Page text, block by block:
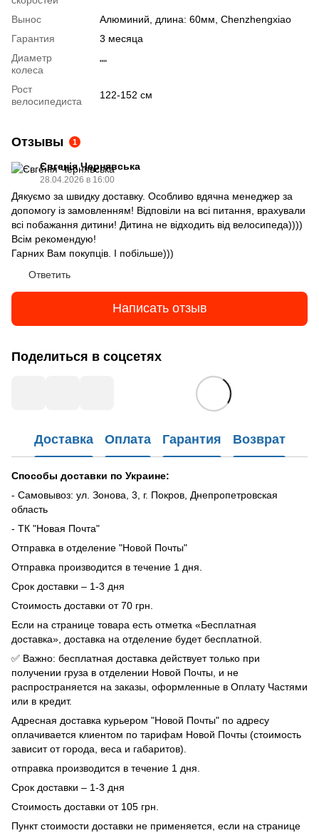
Вынос
Алюминий, длина: 60мм, Chenzhengxiao
Гарантия
3 месяца
Диаметр
колеса
""
Рост
велосипедиста
122-152 см
Отзывы 1
Євгенія Чернявська
28.04.2026 в 16:00
Дякуємо за швидку доставку. Особливо вдячна менеджер за
допомогу із замовленням! Відповіли на всі питання, врахували
всі побажання дитини! Дитина не відходить від велосипеда))))
Всім рекомендую!
Гарних Вам покупців. І побільше)))
Ответить
Написать отзыв
Поделиться в соцсетях
Доставка Оплата Гарантия Возврат
Способы доставки по Украине:
- Самовывоз: ул. Зонова, 3, г. Покров, Днепропетровская
область
- ТК "Новая Почта"
Отправка в отделение "Новой Почты"
Отправка производится в течение 1 дня.
Срок доставки – 1-3 дня
Стоимость доставки от 70 грн.
Если на странице товара есть отметка «Бесплатная
доставка», доставка на отделение будет бесплатной.
✅ Важно: бесплатная доставка действует только при
получении груза в отделении Новой Почты, и не
распространяется на заказы, оформленные в Оплату Частями
или в кредит.
Адресная доставка курьером "Новой Почты" по адресу
оплачивается клиентом по тарифам Новой Почты (стоимость
зависит от города, веса и габаритов).
отправка производится в течение 1 дня.
Срок доставки – 1-3 дня
Стоимость доставки от 105 грн.
Пункт стоимости доставки не применяется, если на странице